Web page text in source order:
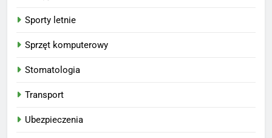
Sporty letnie
Sprzęt komputerowy
Stomatologia
Transport
Ubezpieczenia